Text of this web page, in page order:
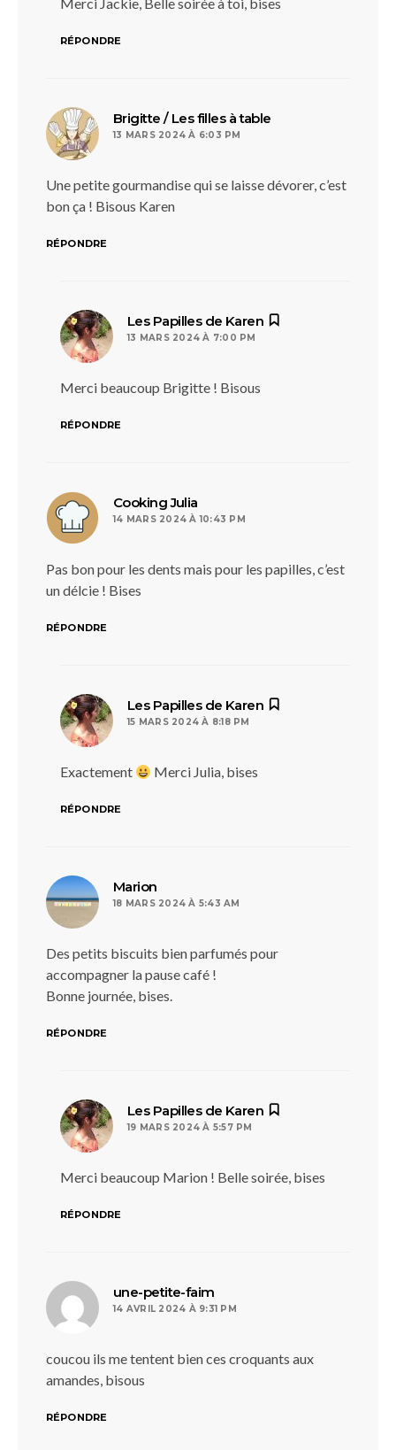
RÉPONDRE
Brigitte / Les filles à table
13 MARS 2024 À 6:03 PM
Une petite gourmandise qui se laisse dévorer, c’est
bon ça ! Bisous Karen
RÉPONDRE
Les Papilles de Karen
13 MARS 2024 À 7:00 PM
Merci beaucoup Brigitte ! Bisous
RÉPONDRE
Cooking Julia
14 MARS 2024 À 10:43 PM
Pas bon pour les dents mais pour les papilles, c’est
un délcie ! Bises
RÉPONDRE
Les Papilles de Karen
15 MARS 2024 À 8:18 PM
Exactement Merci Julia, bises
RÉPONDRE
Marion
18 MARS 2024 À 5:43 AM
Des petits biscuits bien parfumés pour
accompagner la pause café !
Bonne journée, bises.
RÉPONDRE
Les Papilles de Karen
19 MARS 2024 À 5:57 PM
Merci beaucoup Marion ! Belle soirée, bises
RÉPONDRE
une-petite-faim
14 AVRIL 2024 À 9:31 PM
coucou ils me tentent bien ces croquants aux
amandes, bisous
RÉPONDRE